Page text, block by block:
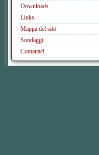
Downloads
Links
Mappa del sito
Sondaggi
Contattaci